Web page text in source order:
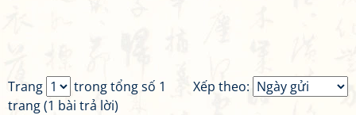
Xếp theo:
Trang
trong tổng số 1
trang (1 bài trả lời)